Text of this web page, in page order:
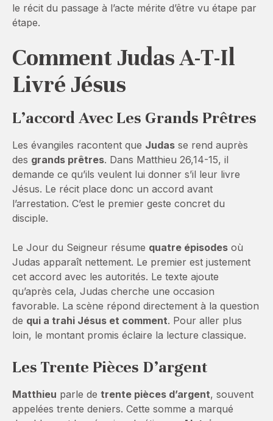
le récit du passage à l’acte mérite d’être vu étape par
étape.
Comment Judas A-T-Il
Livré Jésus
L’accord Avec Les Grands Prêtres
Les évangiles racontent que Judas se rend auprès
des grands prêtres. Dans Matthieu 26,14-15, il
demande ce qu’ils veulent lui donner s’il leur livre
Jésus. Le récit place donc un accord avant
l’arrestation. C’est le premier geste concret du
disciple.
Le Jour du Seigneur résume quatre épisodes où
Judas apparaît nettement. Le premier est justement
cet accord avec les autorités. Le texte ajoute
qu’après cela, Judas cherche une occasion
favorable. La scène répond directement à la question
de qui a trahi Jésus et comment. Pour aller plus
loin, le montant promis éclaire la lecture classique.
Les Trente Pièces D’argent
Matthieu parle de trente pièces d’argent, souvent
appelées trente deniers. Cette somme a marqué